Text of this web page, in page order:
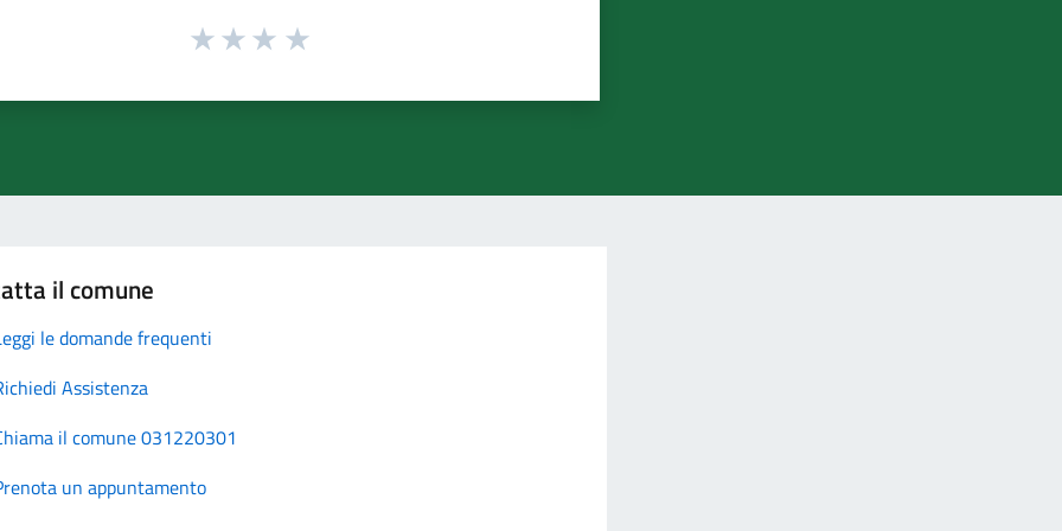
il comune
le domande frequenti
Assistenza
il comune 031220301
un appuntamento